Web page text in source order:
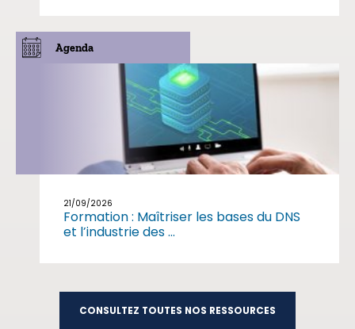
Agenda
21/09/2026
Formation : Maîtriser les bases du DNS
et l’industrie des ...
CONSULTEZ TOUTES NOS RESSOURCES